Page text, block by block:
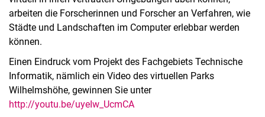
arbeiten die Forscherinnen und Forscher an Verfahren, wie
Städte und Landschaften im Computer erlebbar werden
können.
Einen Eindruck vom Projekt des Fachgebiets Technische
Informatik, nämlich ein Video des virtuellen Parks
Wilhelmshöhe, gewinnen Sie unter
http://youtu.be/uyeIw_UcmCA